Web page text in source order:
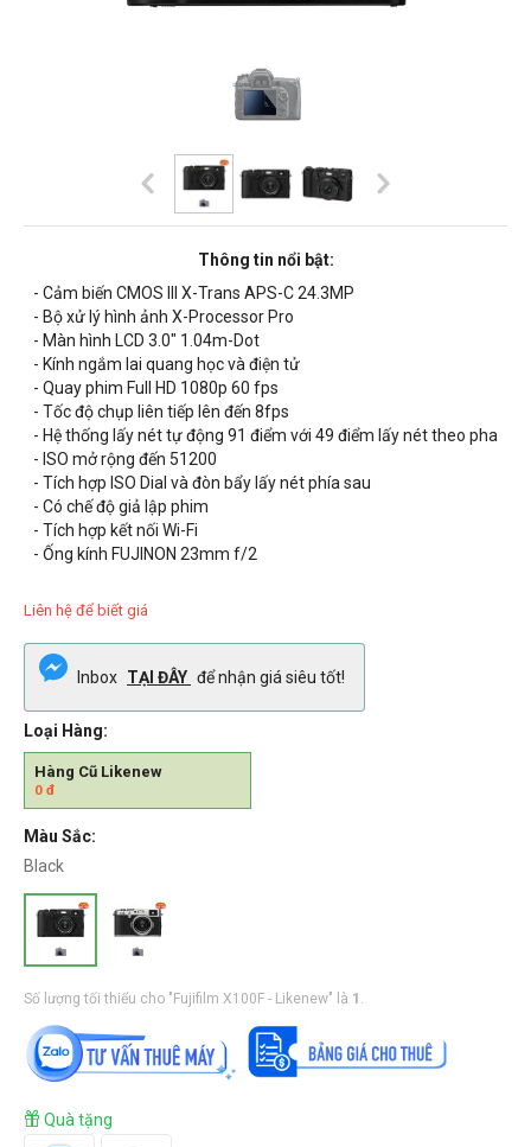
Thông tin nổi bật:
- Cảm biến CMOS III X-Trans APS-C 24.3MP
- Bộ xử lý hình ảnh X-Processor Pro
- Màn hình LCD 3.0" 1.04m-Dot
- Kính ngắm lai quang học và điện tử
- Quay phim Full HD 1080p 60 fps
- Tốc độ chụp liên tiếp lên đến 8fps
- Hệ thống lấy nét tự động 91 điểm với 49 điểm lấy nét theo pha
- ISO mở rộng đến 51200
- Tích hợp ISO Dial và đòn bẩy lấy nét phía sau
- Có chế độ giả lập phim
- Tích hợp kết nối Wi-Fi
- Ống kính FUJINON 23mm f/2
Liên hệ để biết giá
Inbox TẠI ĐÂY để nhận giá siêu tốt!
Loại Hàng:
Hàng Cũ Likenew
0 đ
Màu Sắc:
Black
Số lượng tối thiểu cho "Fujifilm X100F - Likenew" là 1
Quà tặng